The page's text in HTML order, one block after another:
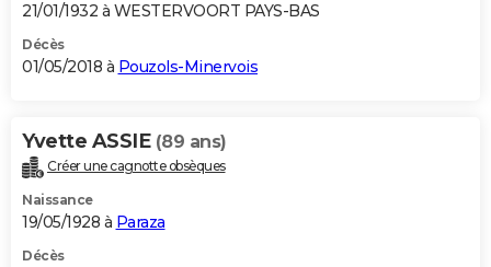
21/01/1932 à WESTERVOORT PAYS-BAS
Décès
01/05/2018 à Pouzols-Minervois
Yvette ASSIE (89 ans)
Créer une cagnotte obsèques
Naissance
19/05/1928 à Paraza
Décès